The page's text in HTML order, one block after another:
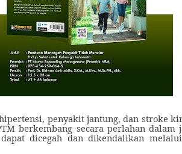
penyakit jantung, dan stroke
berkembang secara perlahan
dicegah dan dikendalikan